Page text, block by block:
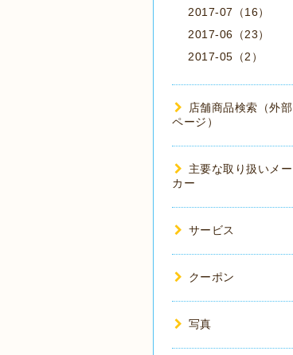
2017-07（16）
2017-06（23）
2017-05（2）
店舗商品検索（外部
ページ）
主要な取り扱いメー
カー
サービス
クーポン
写真